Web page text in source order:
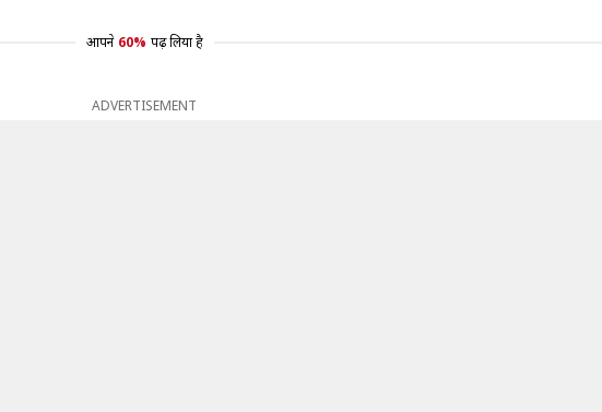
आपने 60% पढ़ लिया है
ADVERTISEMENT